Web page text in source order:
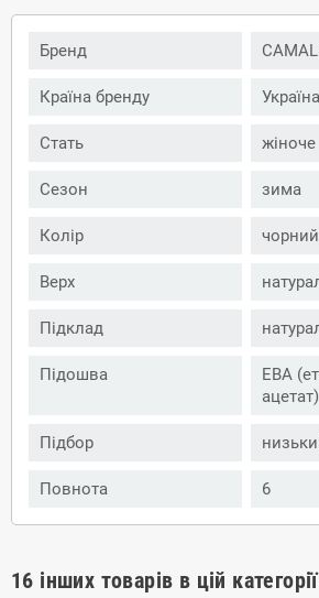
Бренд
Країна бренду Україна
Стать жіноче
Сезон зима
Колір чорний
Верх
Підклад
Підошва
ЕВА
ацетат)
Підбор
Повнота 6
16 інших товарів в цій